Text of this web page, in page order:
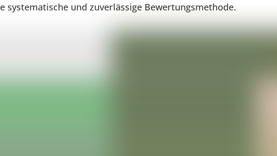
systematische und zuverlässige Bewertungsmethode.